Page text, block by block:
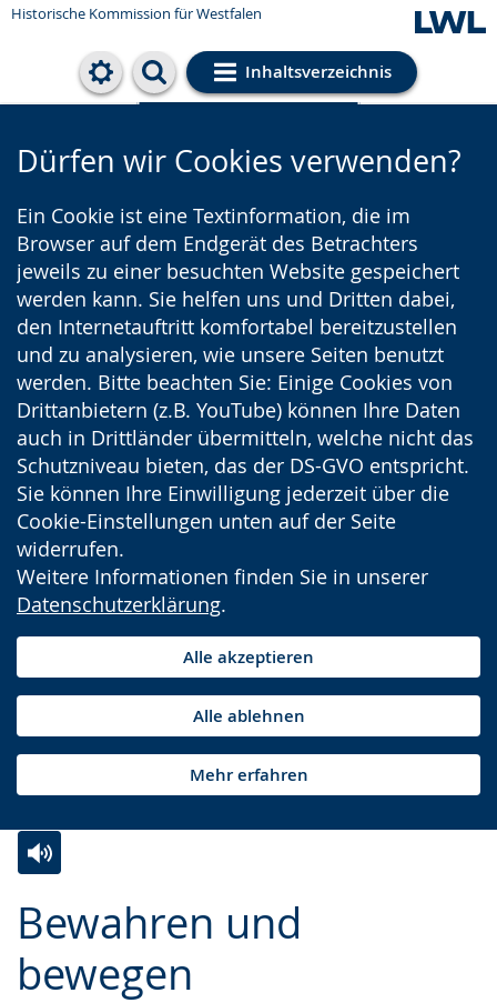
Historische Kommission für Westfalen
Inhaltsverzeichnis
Cookie-Einstellungen
Dürfen wir Cookies verwenden?
Ein Cookie ist eine Textinformation, die im
Browser auf dem Endgerät des Betrachters
jeweils zu einer besuchten Website gespeichert
werden kann. Sie helfen uns und Dritten dabei,
den Internetauftritt komfortabel bereitzustellen
und zu analysieren, wie unsere Seiten benutzt
werden. Bitte beachten Sie: Einige Cookies von
Drittanbietern (z.B. YouTube) können Ihre Daten
auch in Drittländer übermitteln, welche nicht das
Schutzniveau bieten, das der DS-GVO entspricht.
Sie können Ihre Einwilligung jederzeit über die
Cookie-Einstellungen unten auf der Seite
widerrufen.
Weitere Informationen finden Sie in unserer
Datenschutzerklärung.
Alle akzeptieren
Alle ablehnen
Mehr erfahren
Bewahren und
bewegen
Leichten
Sprache
wechseln.
Audio-
Unterstützung.
Video
in
Deutscher